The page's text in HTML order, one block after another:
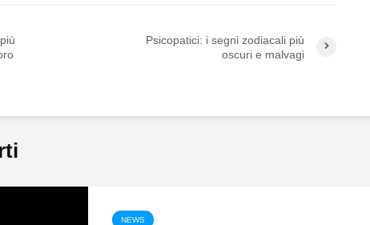
Psicopatici: i segni zodiacali più
oscuri e malvagi
NEWS